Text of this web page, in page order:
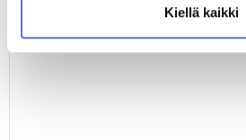
Kiellä kaikki
TUTUSTU MYÖS NÄIHIN AUTOIHIN